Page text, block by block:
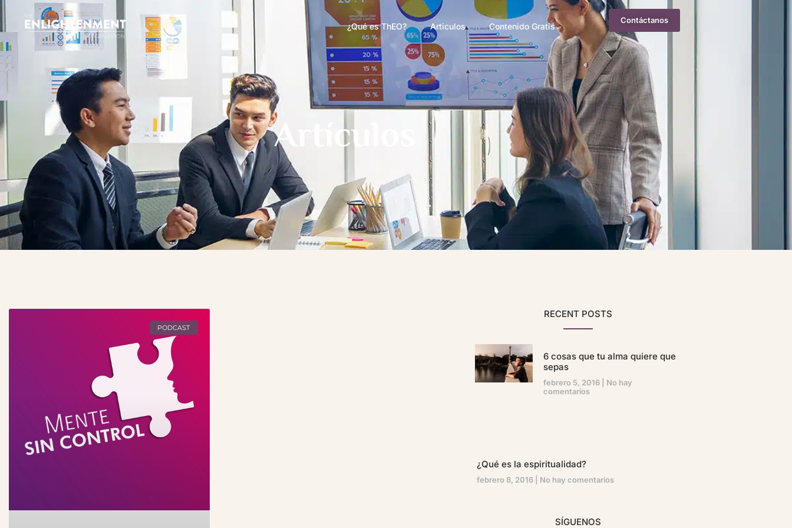
¿Qué es ThEO? Articulos Contenido Gratis
Contáctanos
Artículos
PODCAST
RECENT POSTS
6 cosas que tu alma quiere que
sepas
febrero 5, 2016
No hay
comentarios
¿Qué es la espiritualidad?
febrero 8, 2016 No hay comentarios
SÍGUENOS